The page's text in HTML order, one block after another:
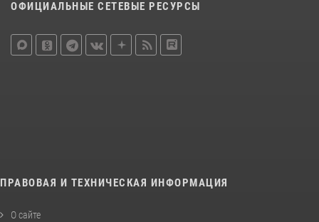
ОФИЦИАЛЬНЫЕ СЕТЕВЫЕ РЕСУРСЫ
ПРАВОВАЯ И ТЕХНИЧЕСКАЯ ИНФОРМАЦИЯ
О сайте